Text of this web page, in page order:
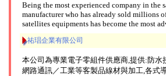
Being the most experienced company in the
manufacturer who has already sold millions
satellites equipments has become the most
祐琩企業有限公司
本公司為專業電子零組件供應商,提供:防
網路通訊／工業等客製品線材與加工,各式